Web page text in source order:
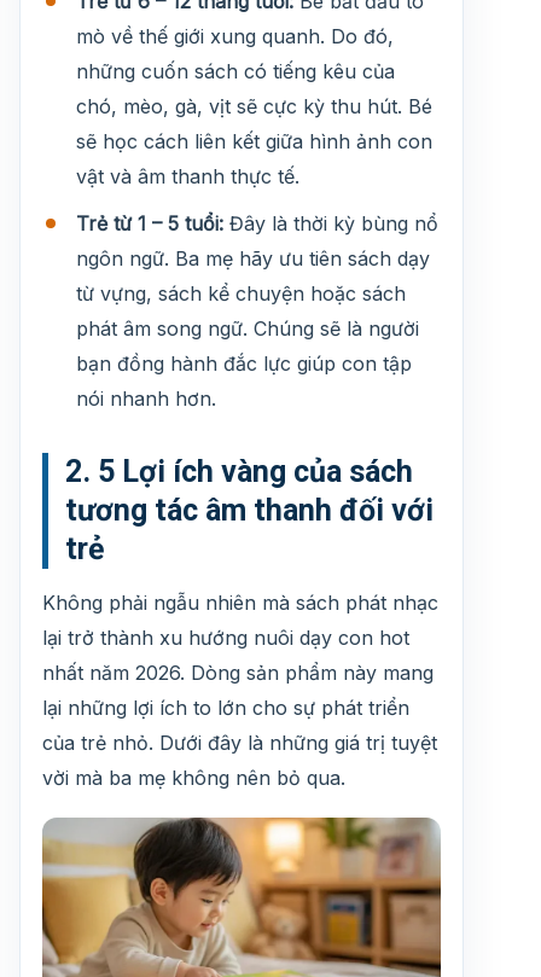
mò về thế giới xung quanh. Do đó,
những cuốn sách có tiếng kêu của
chó, mèo, gà, vịt sẽ cực kỳ thu hút. Bé
sẽ học cách liên kết giữa hình ảnh con
vật và âm thanh thực tế.
Trẻ từ 1 – 5 tuổi: Đây là thời kỳ bùng nổ
ngôn ngữ. Ba mẹ hãy ưu tiên sách dạy
từ vựng, sách kể chuyện hoặc sách
phát âm song ngữ. Chúng sẽ là người
bạn đồng hành đắc lực giúp con tập
nói nhanh hơn.
2. 5 Lợi ích vàng của sách
tương tác âm thanh đối với
trẻ
Không phải ngẫu nhiên mà sách phát nhạc
lại trở thành xu hướng nuôi dạy con hot
nhất năm 2026. Dòng sản phẩm này mang
lại những lợi ích to lớn cho sự phát triển
của trẻ nhỏ. Dưới đây là những giá trị tuyệt
vời mà ba mẹ không nên bỏ qua.